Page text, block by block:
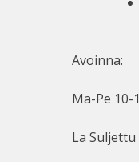
Avoinna:
Ma-Pe 10-
La